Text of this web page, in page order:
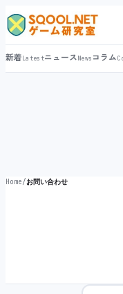
新着LatestニュースNews コラム
Home/お問い合わせ